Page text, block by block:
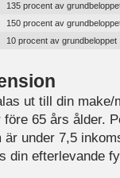
135 procent av
150 procent av
10 procent av grundbeloppet
ut till din make/
65 års ålder.
under 7,5
din efterlevande